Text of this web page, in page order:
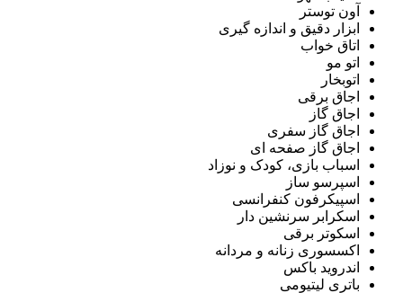
آون توستر
ابزار دقیق و اندازه گیری
اتاق خواب
اتو مو
اتوبخار
اجاق برقی
اجاق گاز
اجاق گاز سفری
اجاق گاز صفحه ای
اسباب بازی، کودک و نوزاد
اسپرسو ساز
اسپیکرفون کنفرانسی
اسکرابر سرنشین دار
اسکوتر برقی
اکسسوری زنانه و مردانه
اندروید باکس
باتری لیتیومی